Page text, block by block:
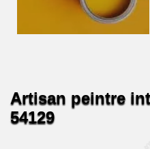
Artisan peintre
54129